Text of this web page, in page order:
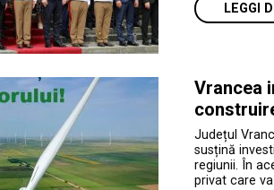
LEGGI
Vrancea
Județul
susțină
regiunii. În
privat care